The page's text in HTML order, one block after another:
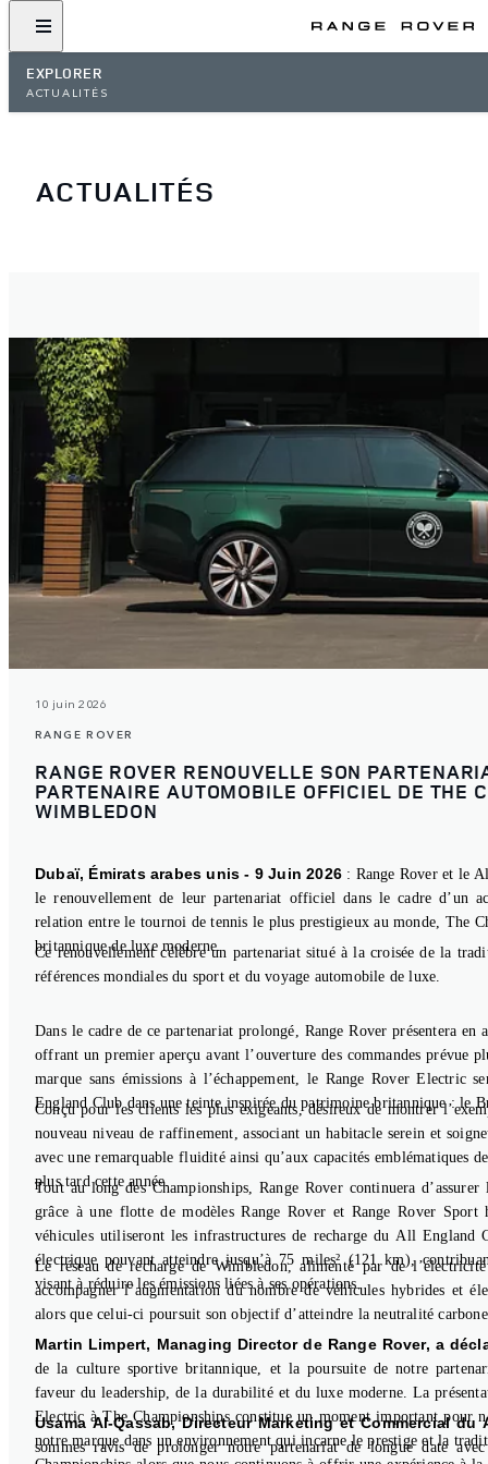
EXPLORER
ACTUALITÉS
ACTUALITÉS
10 juin 2026
RANGE ROVER
RANGE ROVER RENOUVELLE SON
PARTENAIRE AUTOMOBILE OFFICIEL DE THE
WIMBLEDON
Dubaï, Émirats arabes unis - 9 Juin 2026 : Range Rover et le
le renouvellement de leur partenariat officiel dans le cadre d’un
relation entre le tournoi de tennis le plus prestigieux au monde, The
britannique de luxe moderne.
Ce renouvellement célèbre un partenariat situé à la croisée de la
références mondiales du sport et du voyage automobile de luxe.
Dans le cadre de ce partenariat prolongé, Range Rover présentera
offrant un premier aperçu avant l’ouverture des commandes prévue
marque sans émissions à l’échappement, le Range Rover Electric
England Club dans une teinte inspirée du patrimoine britannique : le
Conçu pour les clients les plus exigeants, désireux de montrer
nouveau niveau de raffinement, associant un habitacle serein et
avec une remarquable fluidité ainsi qu’aux capacités emblématiques
plus tard cette année.
Tout au long des Championships, Range Rover continuera
grâce à une flotte de modèles Range Rover et Range Rover Sport
véhicules utiliseront les infrastructures de recharge du All England
électrique pouvant atteindre jusqu’à 75 miles² (121 km),
visant à réduire les émissions liées à ses opérations.
Le réseau de recharge de Wimbledon, alimenté par de
accompagner l’augmentation du nombre de véhicules hybrides et
alors que celui-ci poursuit son objectif d’atteindre la neutralité
Martin Limpert, Managing Director de Range Rover, a
de la culture sportive britannique, et la poursuite de notre
faveur du leadership, de la durabilité et du luxe moderne. La
Electric à The Championships constitue un moment important pour
notre marque dans un environnement qui incarne le prestige et la
Usama Al-Qassab, Directeur Marketing et Commercial
sommes ravis de prolonger notre partenariat de longue date